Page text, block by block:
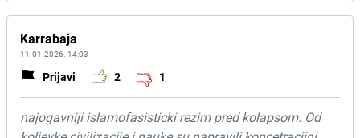
Karrabaja
11.01.2026. 14:03
Prijavi 2 1
najogavniji islamofasisticki rezim pred kolapsom. Od